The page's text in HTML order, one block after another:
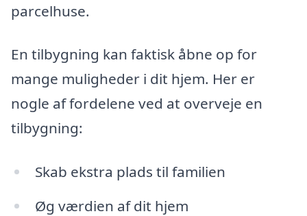
parcelhuse.
En tilbygning kan faktisk åbne op for
mange muligheder i dit hjem. Her er
nogle af fordelene ved at overveje en
tilbygning:
Skab ekstra plads til familien
Øg værdien af dit hjem